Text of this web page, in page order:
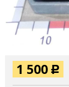
1 500 Р